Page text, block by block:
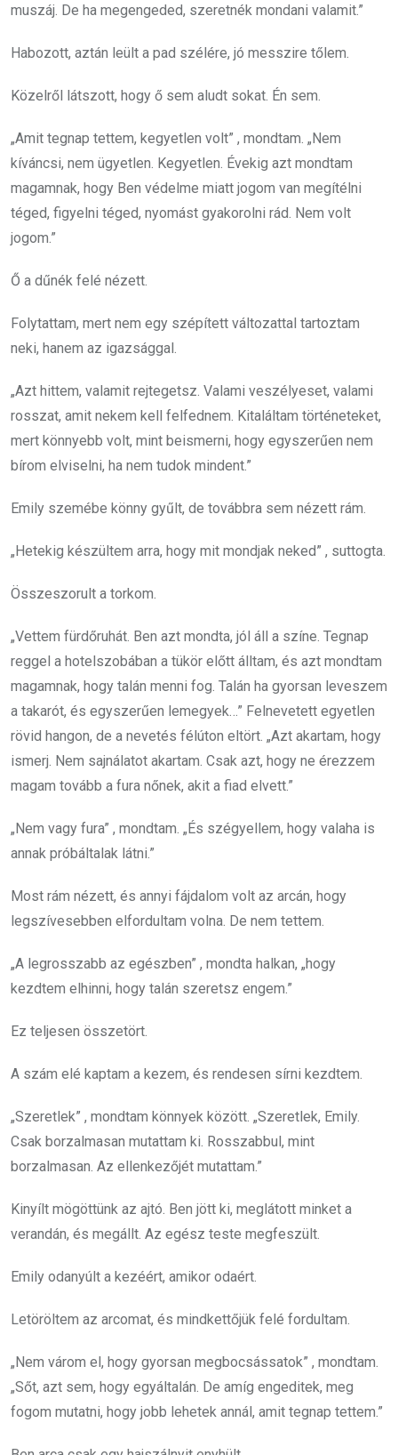
muszáj. De ha megengeded, szeretnék mondani valamit.”
Habozott, aztán leült a pad szélére, jó messzire tőlem.
Közelről látszott, hogy ő sem aludt sokat. Én sem.
„Amit tegnap tettem, kegyetlen volt” , mondtam. „Nem
kíváncsi, nem ügyetlen. Kegyetlen. Évekig azt mondtam
magamnak, hogy Ben védelme miatt jogom van megítélni
téged, figyelni téged, nyomást gyakorolni rád. Nem volt
jogom.”
Ő a dűnék felé nézett.
Folytattam, mert nem egy szépített változattal tartoztam
neki, hanem az igazsággal.
„Azt hittem, valamit rejtegetsz. Valami veszélyeset, valami
rosszat, amit nekem kell felfednem. Kitaláltam történeteket,
mert könnyebb volt, mint beismerni, hogy egyszerűen nem
bírom elviselni, ha nem tudok mindent.”
Emily szemébe könny gyűlt, de továbbra sem nézett rám.
„Hetekig készültem arra, hogy mit mondjak neked” , suttogta.
Összeszorult a torkom.
„Vettem fürdőruhát. Ben azt mondta, jól áll a színe. Tegnap
reggel a hotelszobában a tükör előtt álltam, és azt mondtam
magamnak, hogy talán menni fog. Talán ha gyorsan leveszem
a takarót, és egyszerűen lemegyek…” Felnevetett egyetlen
rövid hangon, de a nevetés félúton eltört. „Azt akartam, hogy
ismerj. Nem sajnálatot akartam. Csak azt, hogy ne érezzem
magam tovább a fura nőnek, akit a fiad elvett.”
„Nem vagy fura” , mondtam. „És szégyellem, hogy valaha is
annak próbáltalak látni.”
Most rám nézett, és annyi fájdalom volt az arcán, hogy
legszívesebben elfordultam volna. De nem tettem.
„A legrosszabb az egészben” , mondta halkan, „hogy
kezdtem elhinni, hogy talán szeretsz engem.”
Ez teljesen összetört.
A szám elé kaptam a kezem, és rendesen sírni kezdtem.
„Szeretlek” , mondtam könnyek között. „Szeretlek, Emily.
Csak borzalmasan mutattam ki. Rosszabbul, mint
borzalmasan. Az ellenkezőjét mutattam.”
Kinyílt mögöttünk az ajtó. Ben jött ki, meglátott minket a
verandán, és megállt. Az egész teste megfeszült.
Emily odanyúlt a kezéért, amikor odaért.
Letöröltem az arcomat, és mindkettőjük felé fordultam.
„Nem várom el, hogy gyorsan megbocsássatok” , mondtam.
„Sőt, azt sem, hogy egyáltalán. De amíg engeditek, meg
fogom mutatni, hogy jobb lehetek annál, amit tegnap tettem.”